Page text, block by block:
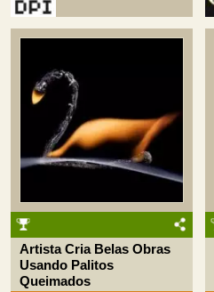
Artista Cria Belas Obras
Usando Palitos
Queimados